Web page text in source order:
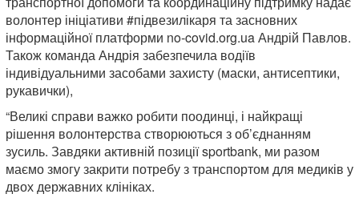
волонтер ініціативи #підвезилікаря та засновних
інформаційної платформи no-covid.org.ua Андрій Павлов.
Також команда Андрія забезпечила водіїв
індивідуальними засобами захисту (маски, антисептики,
рукавички),
“Великі справи важко робити поодинці, і найкращі
рішення волонтерства створюються з об’єднанням
зусиль. Завдяки активній позиції sportbank, ми разом
маємо змогу закрити потребу з транспортом для медиків у
двох державних клініках.